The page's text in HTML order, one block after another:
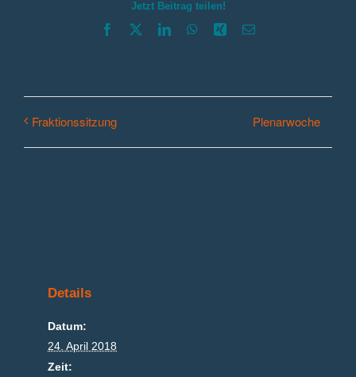
Jetzt Beitrag teilen!
Facebook LinkedInWhatsApp
Xing E-
Fraktionssitzung Plenarwoche
Details
Datum:
24. April 2018
Zeit: